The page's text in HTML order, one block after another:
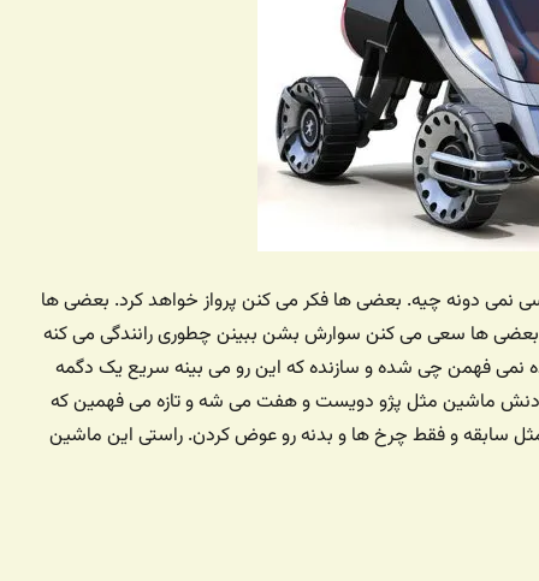
نمی دونه چیه. بعضی ها فکر می کنن پرواز خواهد کرد. بعضی ها
ها سعی می کنن سوارش بشن ببینن چطوری رانندگی می کنه
نمی فهمن چی شده و سازنده که این رو می بینه سریع یک دگمه
ماشین مثل پژو دویست و هفت می شه و تازه می فهمین که
سابقه و فقط چرخ ها و بدنه رو عوض کردن. راستی این ماشین